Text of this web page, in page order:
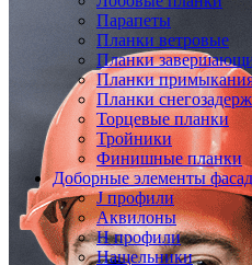
Парапеты
Планки ветровые
Планки
Планки
Планки
Торцевые планки
Тройники
Финишные планки
Доборные элементы
J профили
Аквилоны
Н профили
Нащельники